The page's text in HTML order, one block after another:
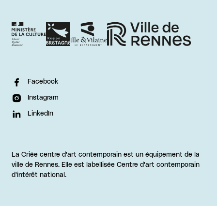
Facebook
Instagram
LinkedIn
La Criée centre d'art contemporain est un équipement de la
ville de Rennes. Elle est labellisée Centre d'art contemporain
d'intérêt national.